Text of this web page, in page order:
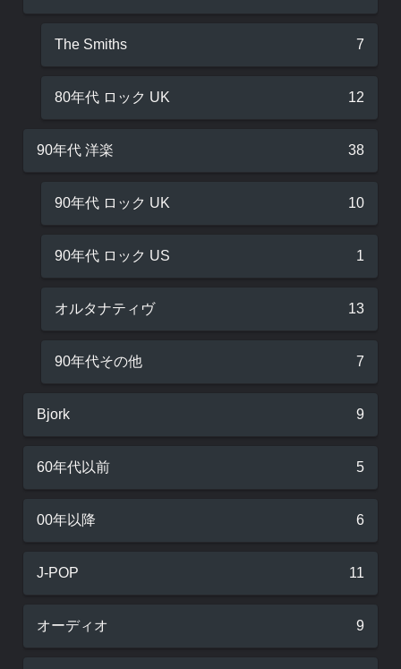
The Smiths 7
80年代 ロック UK 12
90年代 洋楽 38
90年代 ロック UK 10
90年代 ロック US 1
オルタナティヴ 13
90年代その他 7
Bjork 9
60年代以前 5
00年以降 6
J-POP 11
オーディオ 9